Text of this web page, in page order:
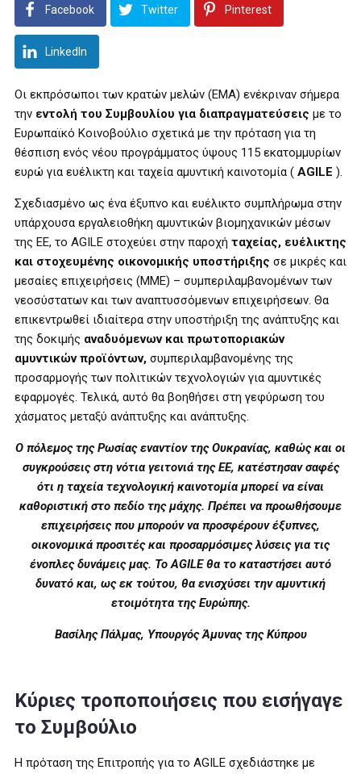
Facebook Twitter Pinterest
LinkedIn
Οι εκπρόσωποι των κρατών μελών (ΕΜΑ) ενέκριναν σήμερα
την εντολή του Συμβουλίου για διαπραγματεύσεις με το
Ευρωπαϊκό Κοινοβούλιο σχετικά με την πρόταση για τη
θέσπιση ενός νέου προγράμματος ύψους 115 εκατομμυρίων
ευρώ για ευέλικτη και ταχεία αμυντική καινοτομία ( AGILE ).
Σχεδιασμένο ως ένα έξυπνο και ευέλικτο συμπλήρωμα στην
υπάρχουσα εργαλειοθήκη αμυντικών βιομηχανικών μέσων
της ΕΕ, το AGILE στοχεύει στην παροχή ταχείας, ευέλικτης
και στοχευμένης οικονομικής υποστήριξης σε μικρές και
μεσαίες επιχειρήσεις (ΜΜΕ) – συμπεριλαμβανομένων των
νεοσύστατων και των αναπτυσσόμενων επιχειρήσεων. Θα
επικεντρωθεί ιδιαίτερα στην υποστήριξη της ανάπτυξης και
της δοκιμής αναδυόμενων και πρωτοποριακών
αμυντικών προϊόντων, συμπεριλαμβανομένης της
προσαρμογής των πολιτικών τεχνολογιών για αμυντικές
εφαρμογές. Τελικά, αυτό θα βοηθήσει στη γεφύρωση του
χάσματος μεταξύ ανάπτυξης και ανάπτυξης.
Ο πόλεμος της Ρωσίας εναντίον της Ουκρανίας, καθώς και οι
συγκρούσεις στη νότια γειτονιά της ΕΕ, κατέστησαν σαφές
ότι η ταχεία τεχνολογική καινοτομία μπορεί να είναι
καθοριστική στο πεδίο της μάχης. Πρέπει να προωθήσουμε
επιχειρήσεις που μπορούν να προσφέρουν έξυπνες,
οικονομικά προσιτές και προσαρμόσιμες λύσεις για τις
ένοπλες δυνάμεις μας. Το AGILE θα το καταστήσει αυτό
δυνατό και, ως εκ τούτου, θα ενισχύσει την αμυντική
ετοιμότητα της Ευρώπης.
Βασίλης Πάλμας, Υπουργός Άμυνας της Κύπρου
Κύριες τροποποιήσεις που εισήγαγε
το Συμβούλιο
Η πρόταση της Επιτροπής για το AGILE σχεδιάστηκε με